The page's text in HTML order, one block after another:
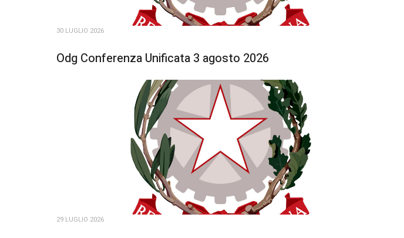
30 LUGLIO 2026
Odg Conferenza Unificata 3 agosto 2026
29 LUGLIO 2026